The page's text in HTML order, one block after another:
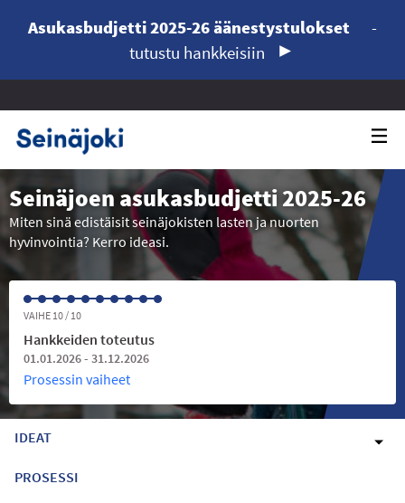
Asukasbudjetti 2025-26 äänestystulokset
-
tutustu hankkeisiin
Seinäjoen asukasbudjetti 2025-26
Miten sinä edistäisit seinäjokisten lasten ja nuorten
hyvinvointia? Kerro ideasi.
VAIHE 10 / 10
Hankkeiden toteutus
01.01.2026 - 31.12.2026
Prosessin vaiheet
IDEAT
PROSESSI